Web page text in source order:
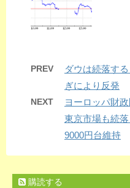
PREV
ダウは続落す
ぎにより反発
NEXT
ヨーロッパ財
東京市場も続
9000円台維持
購読する